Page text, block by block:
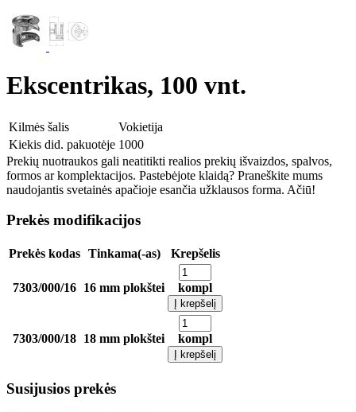
Ekscentrikas, 100 vnt.
Kilmės šalis
Vokietija
Kiekis did. pakuotėje 1000
Prekių nuotraukos gali neatitikti realios prekių išvaizdos, spalvos,
formos ar komplektacijos. Pastebėjote klaidą? Praneškite mums
naudojantis svetainės apačioje esančia užklausos forma. Ačiū!
Prekės modifikacijos
Prekės kodas Tinkama(-as) Krepšelis
7303/000/16 16 mm plokštei kompl
Į krepšelį
7303/000/18 18 mm plokštei kompl
Į krepšelį
Susijusios prekės